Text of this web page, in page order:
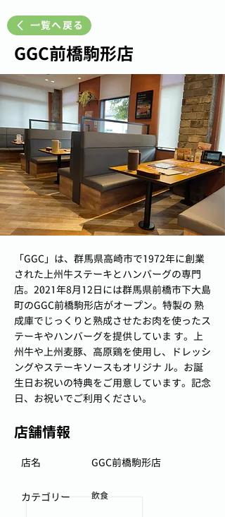
一覧へ戻る
GGC前橋駒形店
「GGC」は、群馬県高崎市で1972年に創業
された上州牛ステーキとハンバーグの専門
店。2021年8月12日には群馬県前橋市下大島
町のGGC前橋駒形店がオープン。特製の 熟
成庫でじっくりと熟成させたお肉を使ったス
テーキやハンバーグを提供していま す。上
州牛や上州麦豚、高原鶏を使用し、ドレッシ
ングやステーキソースもオリジナ ル。お誕
生日お祝いの特典をご用意しています。記念
日、お祝いでご利用ください。
店舗情報
GGC前橋駒形店
店名
飲食
カテゴリー